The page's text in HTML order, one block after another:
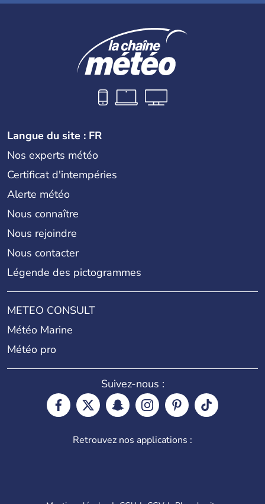
Langue du site : FR
Nos experts météo
Certificat d'intempéries
Alerte météo
Nous connaître
Nous rejoindre
Nous contacter
Légende des pictogrammes
METEO CONSULT
Météo Marine
Météo pro
Suivez-nous :
Retrouvez nos applications :